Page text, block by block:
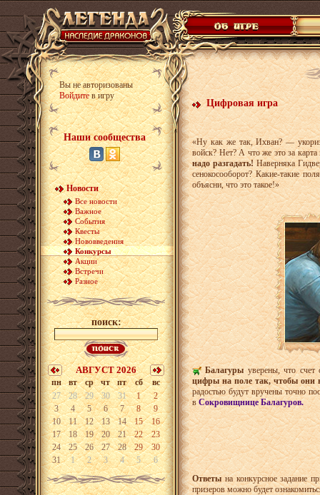
Вы не авторизованы
Войдитев игру
Наши сообщества
Новости
Все новости
Важное
События
Квесты
Нововведения
Конкурсы
Акции
Встречи
Разное
поиск:
АВГУСТ 2026
пн вт ср чт пт сб
вс
27
28 29 30 31 1
2
3
4 5 6 7 8
9
10
11 12 13 14 15
16
17
18 19 20 21 22
23
24
25 26 27 28 29
30
31
1 2 3 4 5 6
Цифровая игра
«Ну как же так, Ихван? —
войск? Нет? А что же это за
надо разгадать!Наверняка
сенокосооборот? Какие-такие
объясни, что это такое!»
Балагурыуверены, что
цифры на поле так, чтобы они
радостью будут вручены точно
вСокровищнице Балагуров.
Ответына конкурсное задание
призеров можно будет